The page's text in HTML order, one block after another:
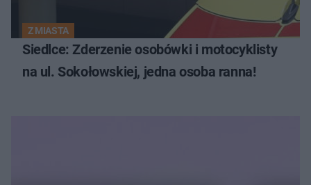
Z MIASTA
Siedlce: Zderzenie osobówki i motocyklisty
na ul. Sokołowskiej, jedna osoba ranna!